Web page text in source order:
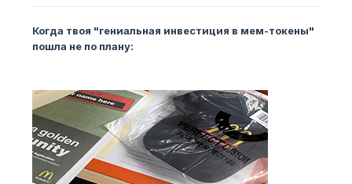
Когда твоя "гениальная инвестиция в мем-токены"
пошла не по плану: